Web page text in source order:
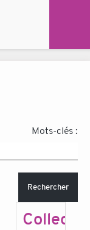
Mots-clés :
Rechercher